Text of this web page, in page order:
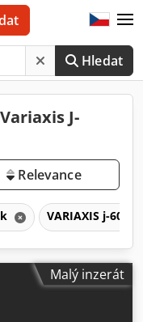
Hledat
J-
Relevance
VARIAXIS j-600/
Malý inzerát